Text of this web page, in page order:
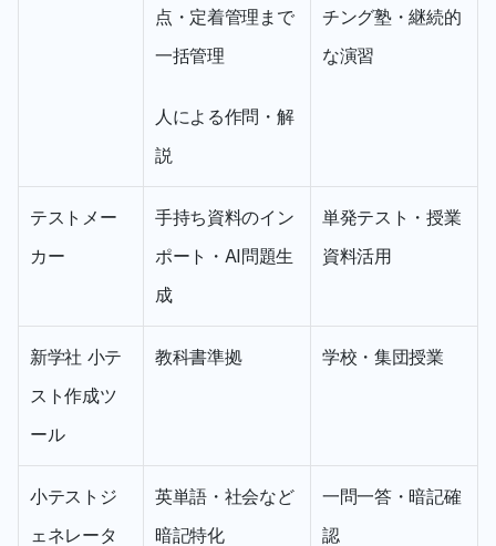
点・定着管理まで
一括管理
人による作問・解
説
チング塾・継続的
な演習
テストメー
カー
手持ち資料のイン
ポート・AI問題生
成
単発テスト・授業
資料活用
新学社 小テ
スト作成ツ
ール
教科書準拠 学校・集団授業
小テストジ
ェネレータ
英単語・社会など
暗記特化
一問一答・暗記確
認